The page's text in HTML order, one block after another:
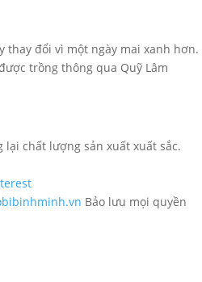
thay đổi vì một ngày mai xanh hơn.
trồng thông qua Quỹ Lâm
lại chất lượng sản xuất xuất sắc.
Bảo lưu mọi quyền